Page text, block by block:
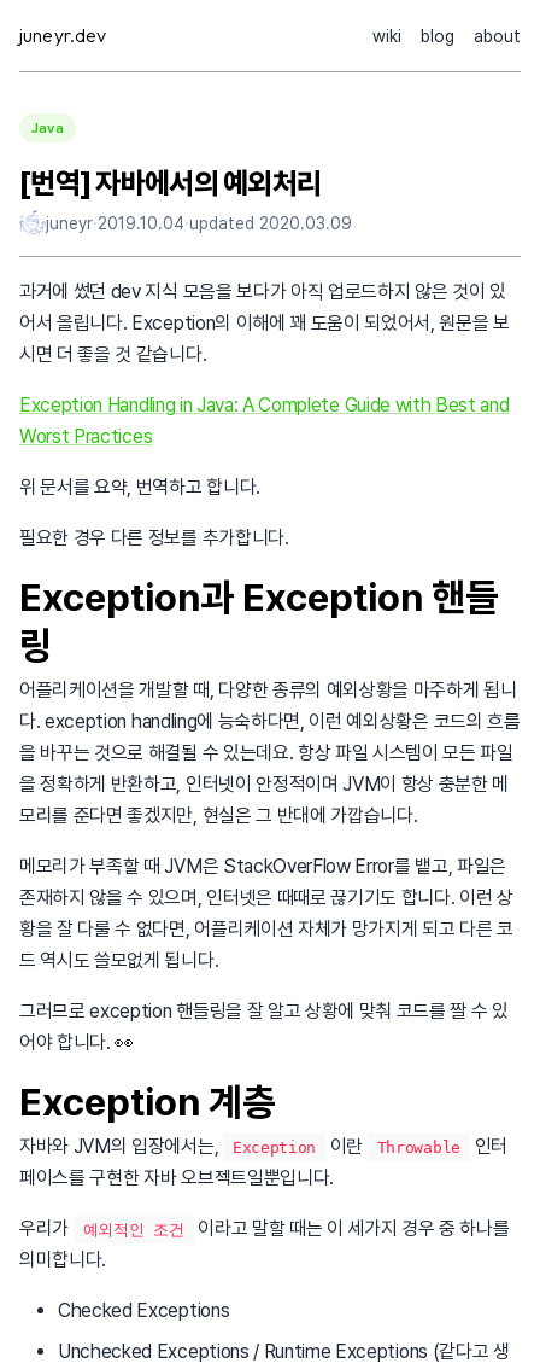
to
content
juneyr.dev wiki blog about
Java
[번역] 자바에서의 예외처리
juneyr·2019.10.04·updated 2020.03.09
과거에 썼던 dev 지식 모음을 보다가 아직 업로드하지 않은 것이 있
어서 올립니다. Exception의 이해에 꽤 도움이 되었어서, 원문을 보
시면 더 좋을 것 같습니다.
Exception Handling in Java: A Complete Guide with Best and
Worst Practices
위 문서를 요약, 번역하고 합니다.
필요한 경우 다른 정보를 추가합니다.
Exception과 Exception 핸들
링
어플리케이션을 개발할 때, 다양한 종류의 예외상황을 마주하게 됩니
다. exception handling에 능숙하다면, 이런 예외상황은 코드의 흐름
을 바꾸는 것으로 해결될 수 있는데요. 항상 파일 시스템이 모든 파일
을 정확하게 반환하고, 인터넷이 안정적이며 JVM이 항상 충분한 메
모리를 준다면 좋겠지만, 현실은 그 반대에 가깝습니다.
메모리가 부족할 때 JVM은 StackOverFlow Error를 뱉고, 파일은
존재하지 않을 수 있으며, 인터넷은 때때로 끊기기도 합니다. 이런 상
황을 잘 다룰 수 없다면, 어플리케이션 자체가 망가지게 되고 다른 코
드 역시도 쓸모없게 됩니다.
그러므로 exception 핸들링을 잘 알고 상황에 맞춰 코드를 짤 수 있
어야 합니다. 👀
Exception 계층
자바와 JVM의 입장에서는, Exception 이란 Throwable
인터
페이스를 구현한 자바 오브젝트일뿐입니다.
우리가 예외적인 조건
이라고 말할 때는 이 세가지 경우 중 하나를
의미합니다.
Checked Exceptions
Unchecked Exceptions / Runtime Exceptions (같다고 생